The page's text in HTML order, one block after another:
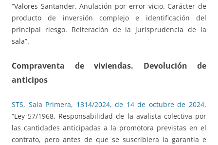
“Valores Santander. Anulación por error vicio. Carácter de
producto de inversión complejo e identificación del
principal riesgo. Reiteración de la jurisprudencia de la
sala”.
Compraventa de viviendas. Devolución de
anticipos
STS, Sala Primera, 1314/2024, de 14 de octubre de 2024.
“Ley 57/1968. Responsabilidad de la avalista colectiva por
las cantidades anticipadas a la promotora previstas en el
contrato, pero antes de que se suscribiera la garantía e